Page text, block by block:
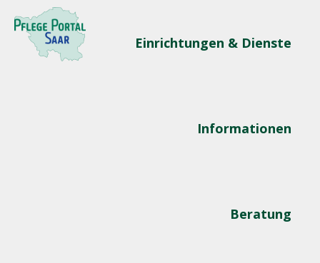
Einrichtungen & Dienste
Informationen
Beratung